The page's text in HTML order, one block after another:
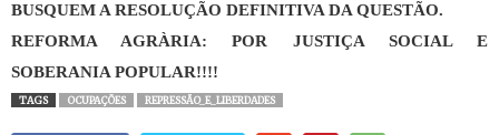
BUSQUEM A RESOLUÇÃO DEFINITIVA DA QUESTÃO.
REFORMA AGRÀRIA: POR JUSTIÇA SOCIAL E
SOBERANIA POPULAR!!!!
TAGS OCUPAÇÕES REPRESSÃO_E_LIBERDADES